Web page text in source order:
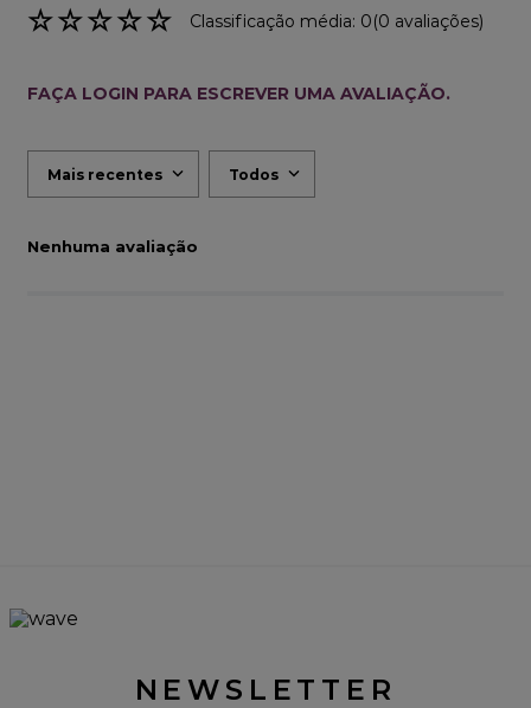
☆☆☆☆☆ Classificação média: 0(0 avaliações)
FAÇA LOGIN PARA ESCREVER UMA AVALIAÇÃO.
Mais recentes Todos
Nenhuma avaliação
NEWSLETTER